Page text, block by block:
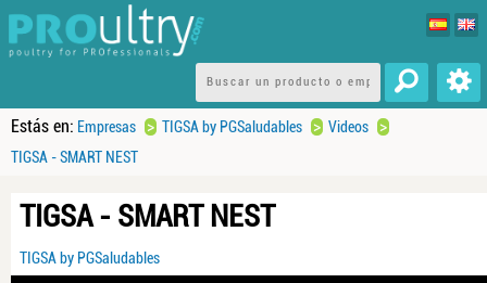
Estás en: Empresas > TIGSA by PGSaludables > Videos >
TIGSA - SMART NEST
TIGSA - SMART NEST
TIGSA by PGSaludables